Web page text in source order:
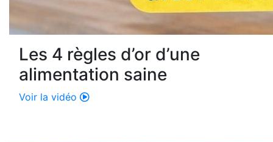
Les 4 règles d’or d’une
alimentation saine
Voir la vidéo